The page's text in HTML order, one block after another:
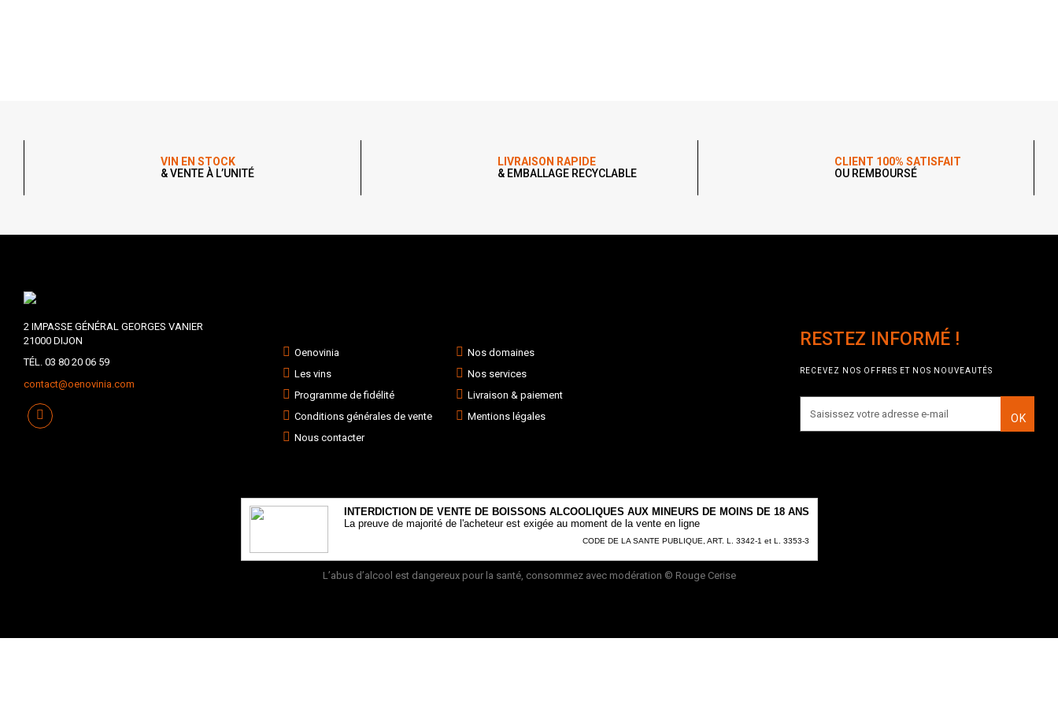
VIN EN STOCK
& VENTE À L’UNITÉ
LIVRAISON RAPIDE
& EMBALLAGE RECYCLABLE
CLIENT 100% SATISFAIT
OU REMBOURSÉ
2 IMPASSE GÉNÉRAL GEORGES VANIER
21000 DIJON
TÉL. 03 80 20 06 59
contact@oenovinia.com
Oenovinia
Nos domaines
Les vins
Nos services
Programme de fidélité
Livraison & paiement
Conditions générales de vente
Mentions légales
Nous contacter
RESTEZ INFORMÉ !
RECEVEZ NOS OFFRES ET NOS NOUVEAUTÉS
OK
INTERDICTION DE VENTE DE BOISSONS ALCOOLIQUES AUX MINEURS DE MOINS DE 18 ANS
La preuve de majorité de l'acheteur est exigée au moment de la vente en ligne
CODE DE LA SANTE PUBLIQUE, ART. L. 3342-1 et L. 3353-3
L’abus d’alcool est dangereux pour la santé, consommez avec modération © Rouge Cerise